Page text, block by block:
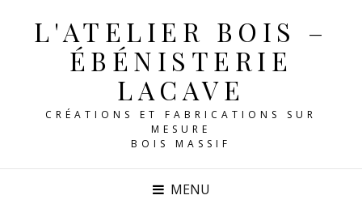
L'ATELIER BOIS –
ÉBÉNISTERIE
LACAVE
CRÉATIONS ET FABRICATIONS SUR
MESURE
MENU